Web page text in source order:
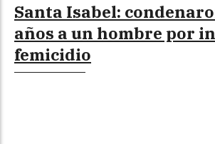
Santa Isabel:
años a un hombre por
femicidio